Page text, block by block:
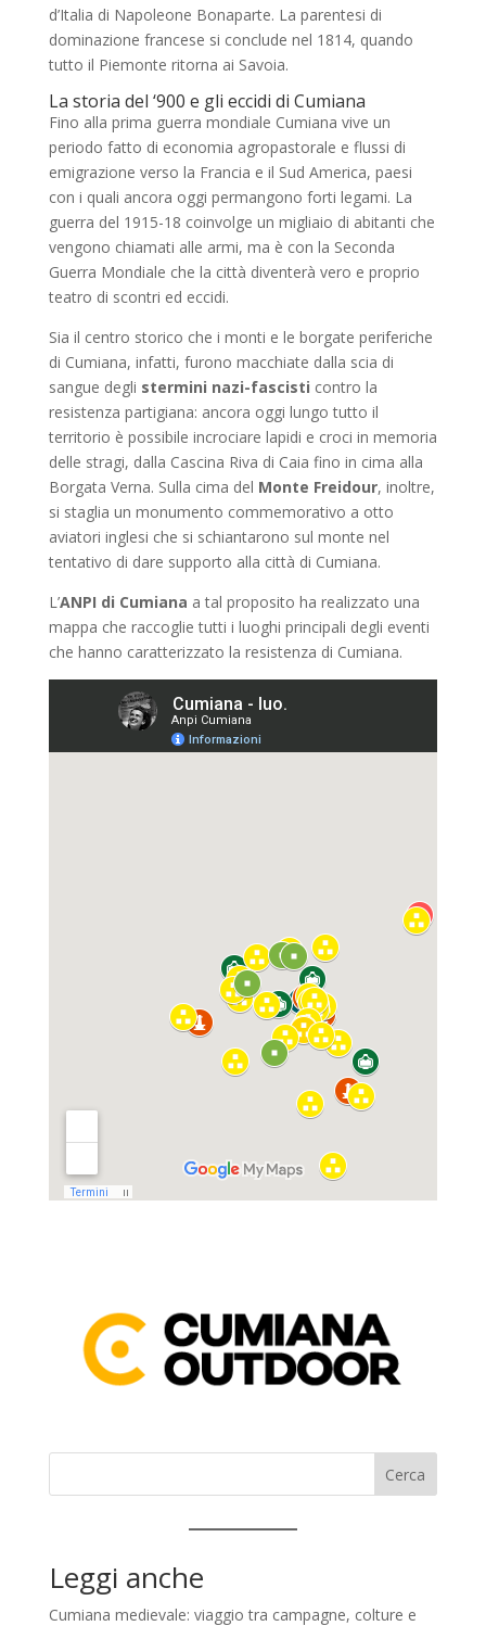
d’Italia di Napoleone Bonaparte. La parentesi di
dominazione francese si conclude nel 1814, quando
tutto il Piemonte ritorna ai Savoia.
La storia del ‘900 e gli eccidi di Cumiana
Fino alla prima guerra mondiale Cumiana vive un
periodo fatto di economia agropastorale e flussi di
emigrazione verso la Francia e il Sud America, paesi
con i quali ancora oggi permangono forti legami. La
guerra del 1915-18 coinvolge un migliaio di abitanti che
vengono chiamati alle armi, ma è con la Seconda
Guerra Mondiale che la città diventerà vero e proprio
teatro di scontri ed eccidi.
Sia il centro storico che i monti e le borgate periferiche
di Cumiana, infatti, furono macchiate dalla scia di
sangue degli stermini nazi-fascisti contro la
resistenza partigiana: ancora oggi lungo tutto il
territorio è possibile incrociare lapidi e croci in memoria
delle stragi, dalla Cascina Riva di Caia fino in cima alla
Borgata Verna. Sulla cima del Monte Freidour, inoltre,
si staglia un monumento commemorativo a otto
aviatori inglesi che si schiantarono sul monte nel
tentativo di dare supporto alla città di Cumiana.
L’ANPI di Cumiana a tal proposito ha realizzato una
mappa che raccoglie tutti i luoghi principali degli eventi
che hanno caratterizzato la resistenza di Cumiana.
Cerca
Leggi anche
Cumiana medievale: viaggio tra campagne, colture e